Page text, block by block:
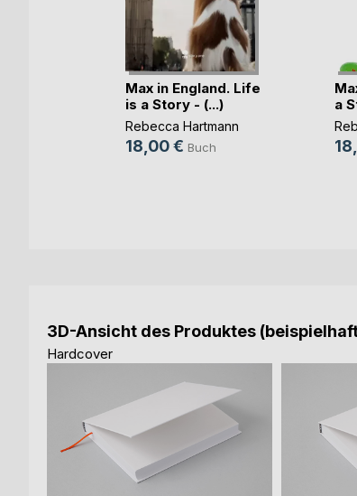
Max in England. Life
is a Story - (...)
Rebecca Hartmann
18,00 € Buch
a
3D-Ansicht des Produktes
Hardcover